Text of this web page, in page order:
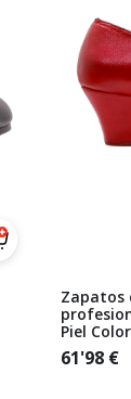
Zapatos
Piel
61'98 €